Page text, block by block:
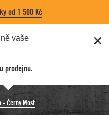
od 1 500 Kč
vaše
prodejnu.
- Černý Most